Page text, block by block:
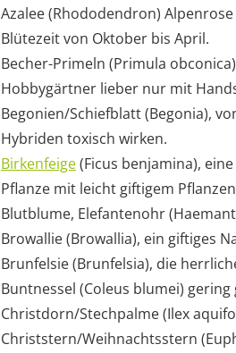
Azalee (Rhododendron)
Blütezeit von Oktober bis April.
Becher-Primeln (Primula
Hobbygärtner lieber nur mit
Begonien/Schiefblatt (Begonia),
Hybriden toxisch wirken.
Birkenfeige(Ficus benjamina),
Pflanze mit leicht giftigem
Blutblume, Elefantenohr
Browallie (Browallia), ein giftiges
Brunfelsie (Brunfelsia), die
Buntnessel (Coleus blumei)
Christdorn/Stechpalme (Ilex
Christstern/Weihnachtsstern